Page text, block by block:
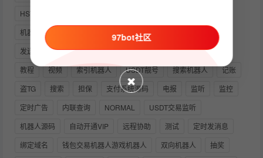
HSTOCK商城如何去运营以及商品的排名提升
机器人部署教程
USDT扫雷红包机器人
自定义
发送图片
API_HASH 运营版本 TUTORIAL
统计
教程
视频 索引机器人 USDT靓号 搜索机器人
记账
盗TG
搜索 担保 支付系统源码 电报 监听
监控
定时广告
内联查询 NORMAL
USDT交易监听
机器人源码
自动开通VIP 远程协助 测试
定时发消息
绑定域名
钱包交易机器人游戏机器人 双向机器人 抽奖
97bot社区